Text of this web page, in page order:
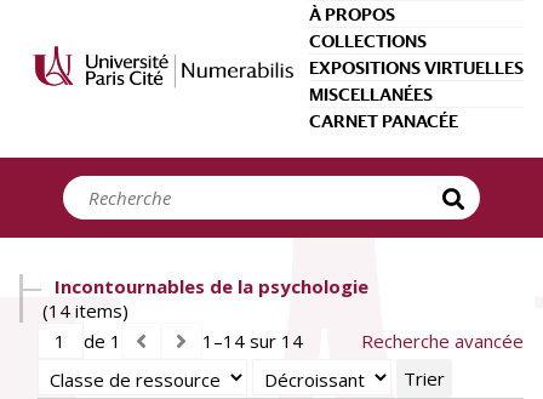
À PROPOS
COLLECTIONS
EXPOSITIONS VIRTUELLES
MISCELLANÉES
CARNET PANACÉE
Incontournables de la psychologie
(14 items)
de 1
1–14 sur 14
Recherche avancée
Trier